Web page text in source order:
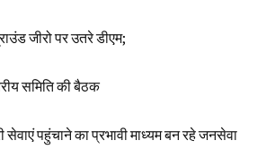
जीरो पर उतरे डीएम;
समिति की बैठक
सेवाएं पहुंचाने का प्रभावी माध्यम बन रहे जनसेवा